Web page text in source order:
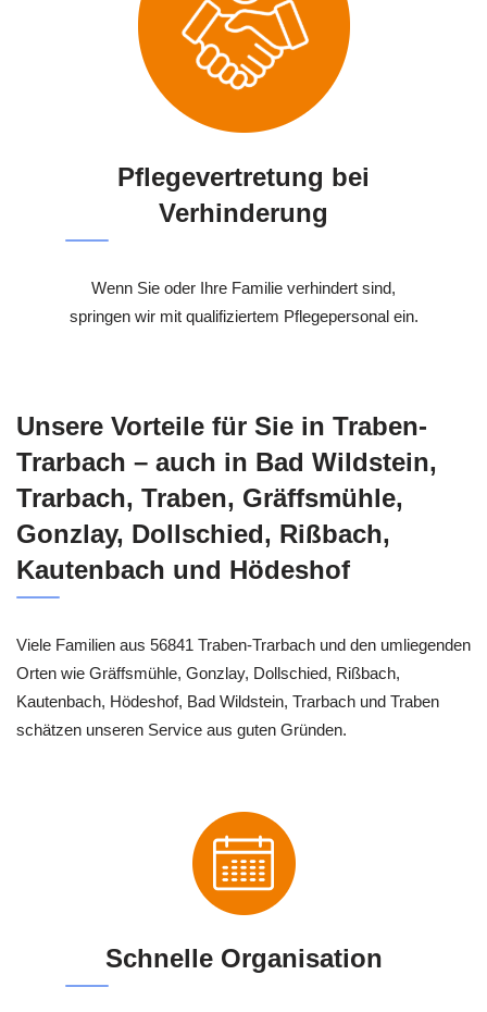
Pflegevertretung bei
Verhinderung
Wenn Sie oder Ihre Familie verhindert sind,
springen wir mit qualifiziertem Pflegepersonal ein.
Unsere Vorteile für Sie in Traben-
Trarbach – auch in Bad Wildstein,
Trarbach, Traben, Gräffsmühle,
Gonzlay, Dollschied, Rißbach,
Kautenbach und Hödeshof
Viele Familien aus 56841 Traben-Trarbach und den umliegenden
Orten wie Gräffsmühle, Gonzlay, Dollschied, Rißbach,
Kautenbach, Hödeshof, Bad Wildstein, Trarbach und Traben
schätzen unseren Service aus guten Gründen.
Schnelle Organisation